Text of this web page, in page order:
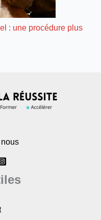
: une procédure plus